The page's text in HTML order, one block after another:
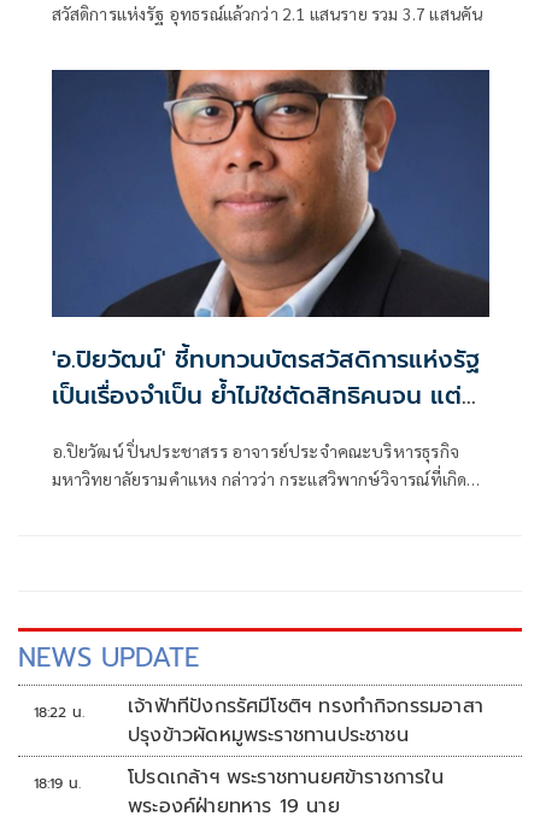
สวัสดิการแห่งรัฐ อุทธรณ์แล้วกว่า 2.1 แสนราย รวม 3.7 แสนคัน
'อ.ปิยวัฒน์' ชี้ทบทวนบัตรสวัสดิการแห่งรัฐ
เป็นเรื่องจำเป็น ย้ำไม่ใช่ตัดสิทธิคนจน แต่
รักษาระบบการคลังประเทศในระยะยาว
อ.ปิยวัฒน์ ปิ่นประชาสรร อาจารย์ประจำคณะบริหารธุรกิจ
มหาวิทยาลัยรามคำแหง กล่าวว่า กระแสวิพากษ์วิจารณ์ที่เกิดขึ้น
NEWS UPDATE
18:22 น.
เจ้าฟ้าทีปังกรรัศมีโชติฯ ทรงทำกิจกรรมอาสา
ปรุงข้าวผัดหมูพระราชทานประชาชน
18:19 น.
โปรดเกล้าฯ พระราชทานยศข้าราชการใน
พระองค์ฝ่ายทหาร 19 นาย